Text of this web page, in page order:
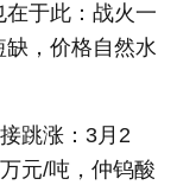
于此：战火一
，价格自然水
跳涨：3月2
元/吨，仲钨酸